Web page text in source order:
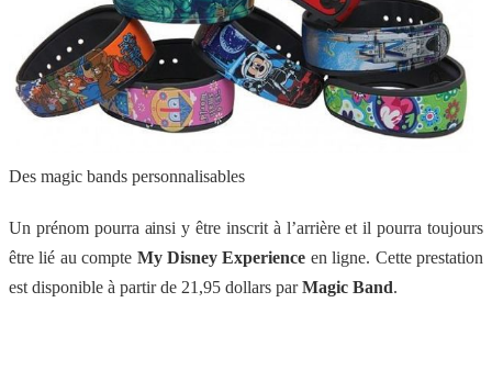
Des magic bands personnalisables
Un prénom pourra ainsi y être inscrit à l’arrière et il pourra toujours
être lié au compte My Disney Experience en ligne. Cette prestation
est disponible à partir de 21,95 dollars parMagic Band.